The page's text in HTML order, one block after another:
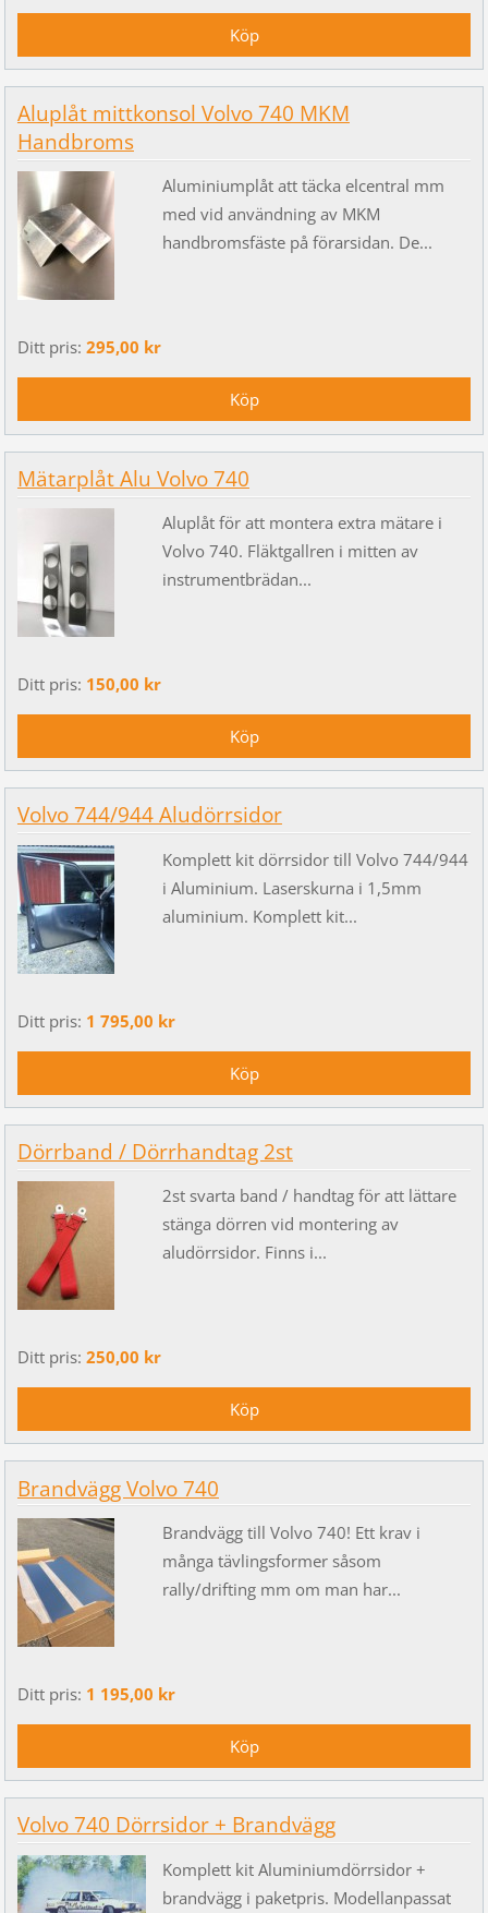
Aluplåt mittkonsol Volvo 740 MKM
Handbroms
Aluminiumplåt att täcka elcentral mm
med vid användning av MKM
handbromsfäste på förarsidan. De...
Ditt pris: 295,00 kr
Mätarplåt Alu Volvo 740
Aluplåt för att montera extra mätare i
Volvo 740. Fläktgallren i mitten av
instrumentbrädan...
Ditt pris: 150,00 kr
Volvo 744/944 Aludörrsidor
Komplett kit dörrsidor till Volvo 744/944
i Aluminium. Laserskurna i 1,5mm
aluminium. Komplett kit...
Ditt pris: 1 795,00 kr
Dörrband / Dörrhandtag 2st
2st svarta band / handtag för att lättare
stänga dörren vid montering av
aludörrsidor. Finns i...
Ditt pris: 250,00 kr
Brandvägg Volvo 740
Brandvägg till Volvo 740! Ett krav i
många tävlingsformer såsom
rally/drifting mm om man har...
Ditt pris: 1 195,00 kr
Volvo 740 Dörrsidor + Brandvägg
Komplett kit Aluminiumdörrsidor +
brandvägg i paketpris. Modellanpassat